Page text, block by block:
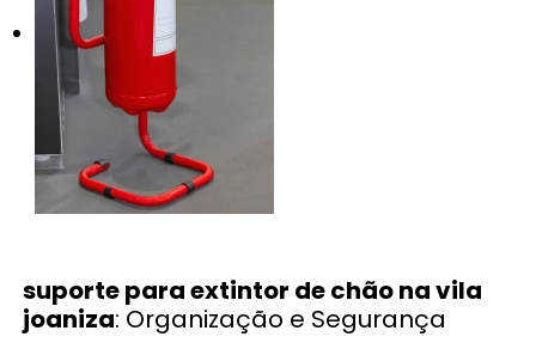
suporte para extintor de chão na vila
joaniza: Organização e Segurança